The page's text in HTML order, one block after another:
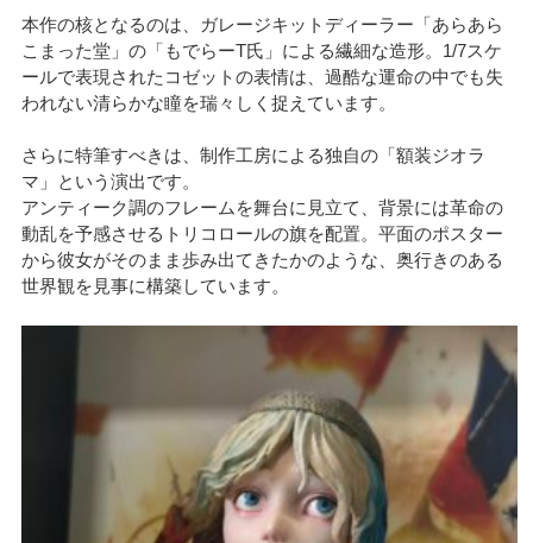
本作の核となるのは、ガレージキットディーラー「あらあら
こまった堂」の「もでらーT氏」による繊細な造形。1/7スケ
ールで表現されたコゼットの表情は、過酷な運命の中でも失
われない清らかな瞳を瑞々しく捉えています。
さらに特筆すべきは、制作工房による独自の「額装ジオラ
マ」という演出です。
アンティーク調のフレームを舞台に見立て、背景には革命の
動乱を予感させるトリコロールの旗を配置。平面のポスター
から彼女がそのまま歩み出てきたかのような、奥行きのある
世界観を見事に構築しています。